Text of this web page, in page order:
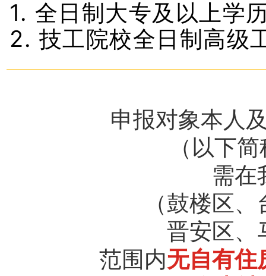
1. 全日制大专及以上学
2. 技工院校全日制高级
申报对象本人
（以下
需在
（鼓楼区
晋安区、
范围内无自有住